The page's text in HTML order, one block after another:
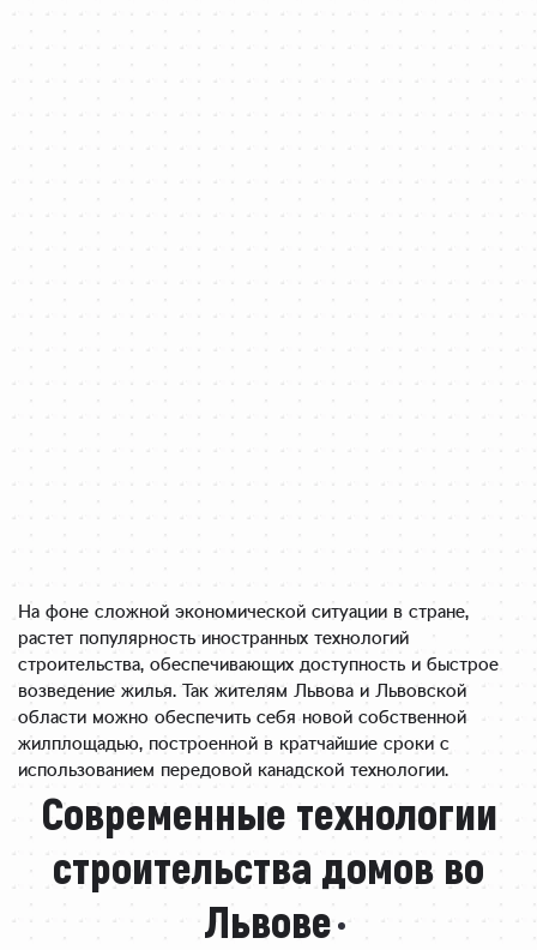
На фоне сложной экономической ситуации в стране,
растет популярность иностранных технологий
строительства, обеспечивающих доступность и быстрое
возведение жилья. Так жителям Львова и Львовской
области можно обеспечить себя новой собственной
жилплощадью, построенной в кратчайшие сроки с
использованием передовой канадской технологии.
Современные технологии
строительства домов во
Львове